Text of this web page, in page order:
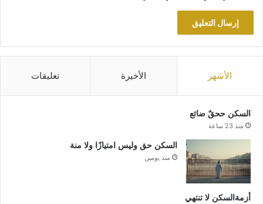
الأشهر الأخيرة تعليقات
السكن ححقٌ ضائع
منذ 23 ساعة
السكن حق وليس امتيازًا ولا منة
منذ يومين
أزمةالسكن لا تنتهي